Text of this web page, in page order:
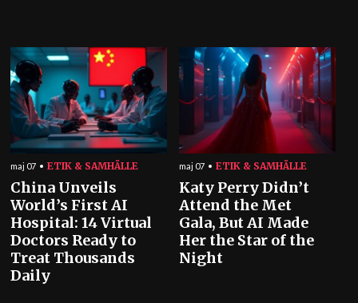
maj 07 ETIK & SAMHÄLLE
China Unveils
World’s First AI
Hospital: 14 Virtual
Doctors Ready to
Treat Thousands
Daily
maj 07 ETIK & SAMHÄLLE
Katy Perry Didn’t
Attend the Met
Gala, But AI Made
Her the Star of the
Night